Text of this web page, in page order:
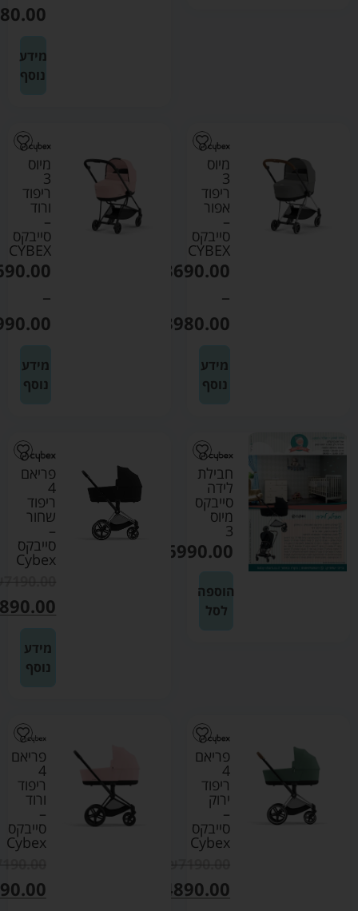
מידע
נוסף
מיוס
3
ריפוד
אפור
–
סייבקס
CYBEX
3690.00
–
3980.00
מידע
נוסף
מיוס
3
ריפוד
ורוד
–
סייבקס
CYBEX
–
מידע
נוסף
חבילת
לידה
סייבקס
מיוס
3
6990.00
הוספה
לסל
פריאם
4
ריפוד
שחור
–
סייבקס
Cybex
7190.00
מידע
נוסף
פריאם
4
ריפוד
ירוק
–
סייבקס
Cybex
₪7190.00
4890.00
פריאם
4
ריפוד
ורוד
–
סייבקס
Cybex